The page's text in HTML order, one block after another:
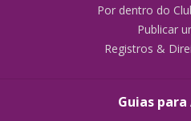
Por dentro do
Publicar
Registros &
Guias